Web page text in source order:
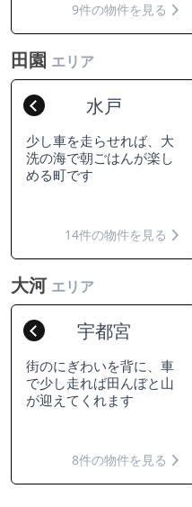
9件の物件を見る
田園 エリア
Previous水戸
少し車を走らせれば、大
洗の海で朝ごはんが楽し
める町です
14件の物件を見る
大河 エリア
Previous宇都宮
街のにぎわいを背に、車
で少し走れば田んぼと山
が迎えてくれます
8件の物件を見る